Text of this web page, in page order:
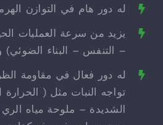
له دور هام في التوازن
يزيد من سرعة العمليات
– التنفس – البناء الضوئي)
له دور فعال في مقاومة
تواجه النبات مثل ( الحرارة
الشديدة – ملوحة مياه